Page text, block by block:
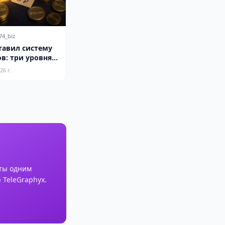
систему
три уровня
г.
одним
TeleGraphyx.